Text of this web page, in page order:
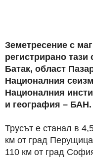
Земетресение с
регистрирано тази
Батак, област
Националния
Националния
и география – БАН.
Трусът е станал в
км от град
110 км от град